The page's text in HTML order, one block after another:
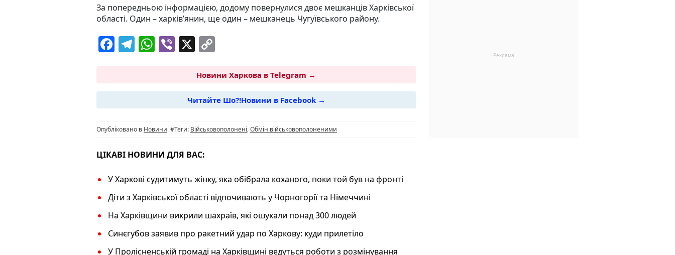
За попередньою інформацією, додому повернулися двоє мешканців Харківської
області. Один – харківʼянин, ще один – мешканець Чугуївського району.
F
e
b
o
k
T
g
ra
m
W
s
A
p
Vi X
p
y
Li
n
Новини Харкова в Telegram →
Читайте Шо?!Новини в Facebook →
Опубліковано в Новини #Теги: Військовополонені,Обмін військовополоненими
ЦІКАВІ НОВИНИ ДЛЯ ВАС:
У Харкові судитимуть жінку, яка обібрала коханого, поки той був на фронті
Діти з Харківської області відпочивають у Чорногорії та Німеччині
На Харківщини викрили шахраїв, які ошукали понад 300 людей
Синєгубов заявив про ракетний удар по Харкову: куди прилетіло
У Пролісненській громаді на Харківщині ведуться роботи з розмінування